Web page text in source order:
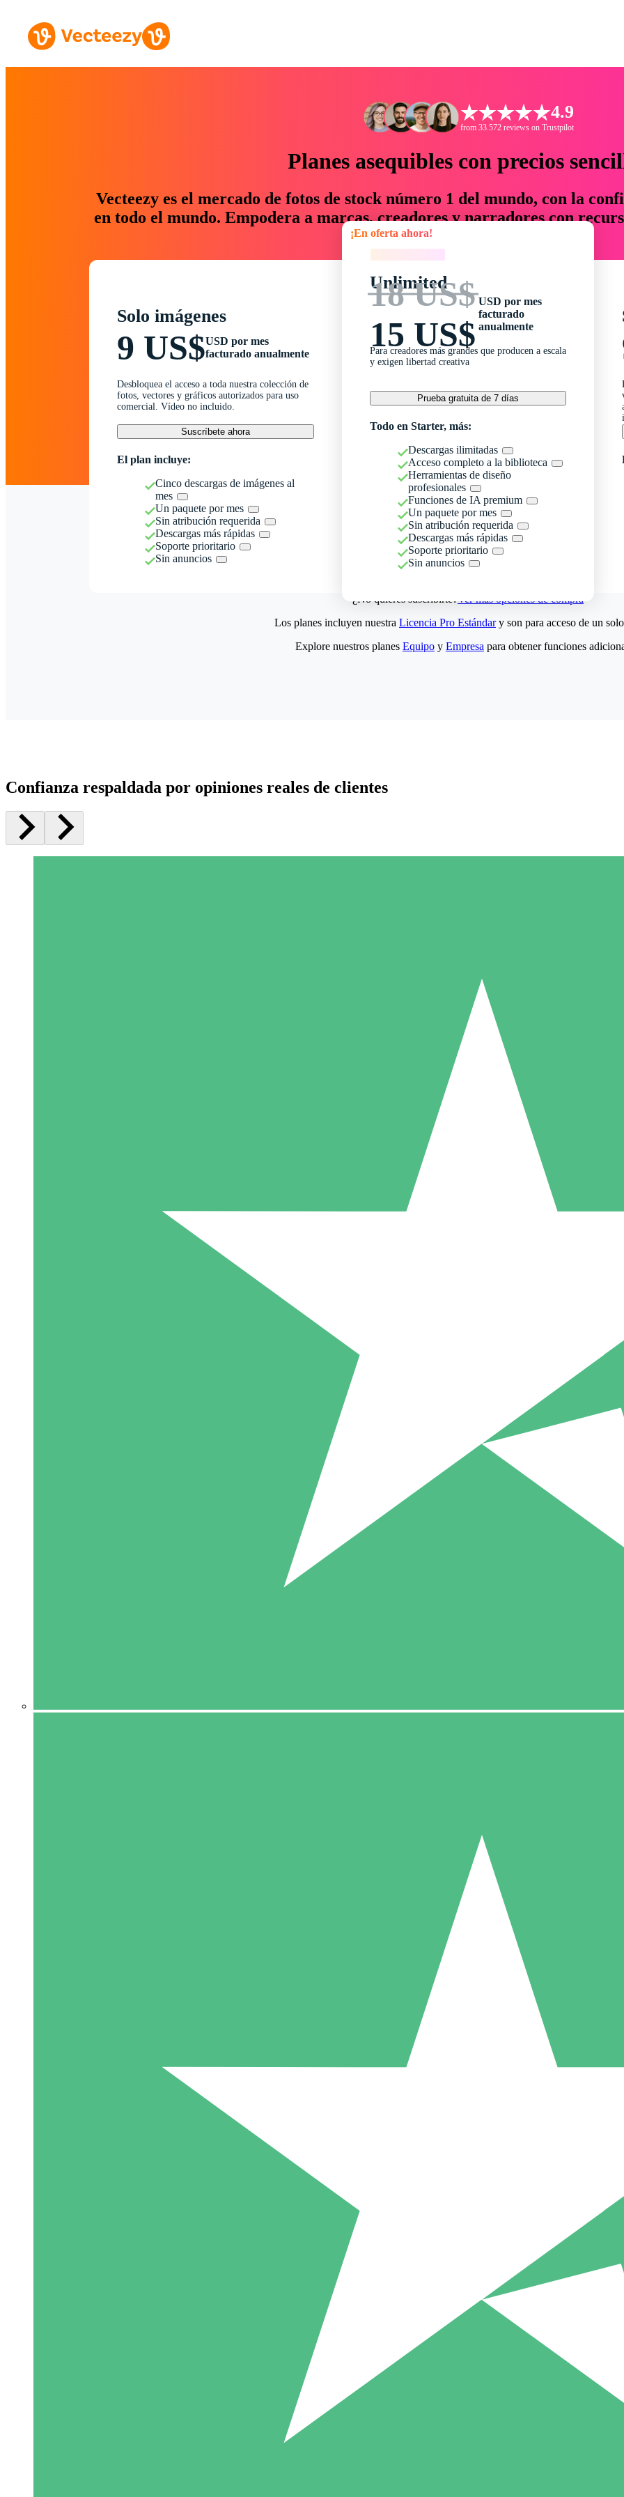
4.9
from 33.572 reviews on Trustpilot
Planes asequibles con precios
Vecteezy es el mercado de fotos de stock número 1 del mundo, con la
en todo el mundo. Empodera a marcas, creadores y narradores con
un 76 % en tiempo y presupuesto.
Solo imágenes
9 US$USD por mes
facturado anualmente
Desbloquea el acceso a toda nuestra colección de
fotos, vectores y gráficos autorizados para uso
comercial. Vídeo no incluido.
Suscríbete ahora
El plan incluye:
Cinco descargas de imágenes al
mes
Un paquete por mes
Sin atribución requerida
Descargas más rápidas
Soporte prioritario
Sin anuncios
¡En oferta ahora!
Unlimited
18 US$
15 US$
USD por mes
facturado
anualmente
Para creadores más grandes que producen a escala
y exigen libertad creativa
Prueba gratuita de 7 días
Todo en Starter, más:
Descargas ilimitadas
Acceso completo a la biblioteca
Herramientas de diseño
profesionales
Funciones de IA premium
Un paquete por mes
Sin atribución requerida
Descargas más rápidas
Soporte prioritario
Sin anuncios
¿No quieres suscribirte?Ver más opciones de compra
5 Descargas
15
Los planes incluyen nuestra Licencia Pro Estándary son para acceso de un
Explore nuestros planes Equipo y Empresa para obtener funciones
Confianza respaldada por opiniones reales de clientes